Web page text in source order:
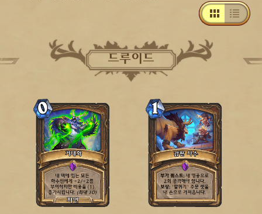
드루이드